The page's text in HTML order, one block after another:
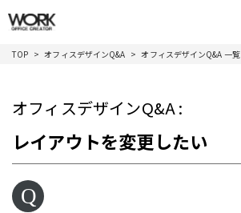
TOP オフィスデザインQ&A オフィスデザインQ&A 一覧
オフィスデザインQ&A :
レイアウトを変更したい